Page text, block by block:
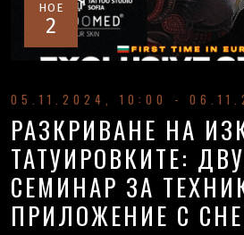
НОЕ
2
05.11.2024, 10:00 -
РАЗКРИВАНЕ НА
ТАТУИРОВКИТЕ:
СЕМИНАР ЗА
ПРИЛОЖЕНИЕ С